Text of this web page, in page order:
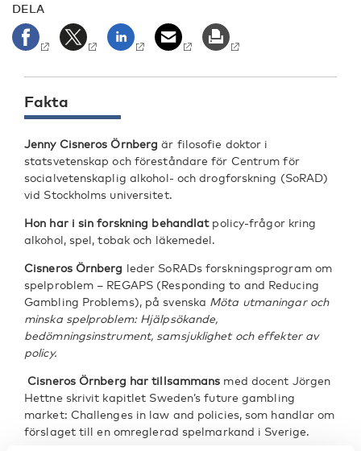
DELA
Fakta
Jenny Cisneros Örnbergär filosofie doktor i
statsvetenskap och föreståndare för Centrum för
socialvetenskaplig alkohol- och drogforskning (SoRAD)
vid Stockholms universitet.
Hon har i sin forskning behandlat policy-frågor kring
alkohol, spel, tobak och läkemedel.
Cisneros Örnberg leder SoRADs forskningsprogram om
spelproblem – REGAPS (Responding to and Reducing
Gambling Problems), på svenska Möta utmaningar och
minska spelproblem: Hjälpsökande,
bedömningsinstrument, samsjuklighet och effekter av
policy.
Cisneros Örnberg har tillsammans med docent Jörgen
Hettne skrivit kapitlet Sweden’s future gambling
market: Challenges in law and policies, som handlar om
förslaget till en omreglerad spelmarkand i Sverige.